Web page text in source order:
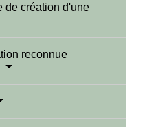
de création d'une
reconnue